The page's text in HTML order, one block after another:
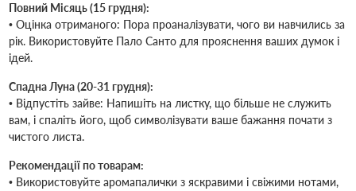
Повний Місяць (15 грудня):
• Оцінка отриманого: Пора проаналізувати, чого ви навчились за
рік. Використовуйте Пало Санто для прояснення ваших думок і
ідей.
Спадна Луна (20-31 грудня):
• Відпустіть зайве: Напишіть на листку, що більше не служить
вам, і спаліть його, щоб символізувати ваше бажання почати з
чистого листа.
Рекомендації по товарам:
• Використовуйте аромапалички з яскравими і свіжими нотами,